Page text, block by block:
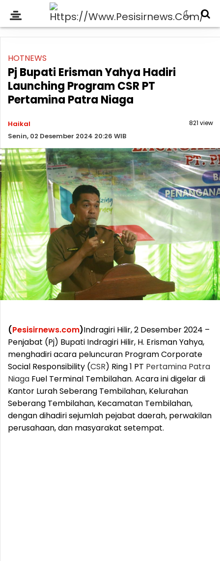
HOTNEWS
Pj Bupati Erisman Yahya Hadiri
Launching Program CSR PT
Pertamina Patra Niaga
Haikal
Senin, 02 Desember 2024 20:26 WIB
821 view
(Pesisirnews.com)Indragiri Hilir, 2 Desember 2024 –
Penjabat (Pj) Bupati Indragiri Hilir, H. Erisman Yahya,
menghadiri acara peluncuran Program Corporate
Social Responsibility (CSR) Ring 1 PT Pertamina Patra
Niaga Fuel Terminal Tembilahan. Acara ini digelar di
Kantor Lurah Seberang Tembilahan, Kelurahan
Seberang Tembilahan, Kecamatan Tembilahan,
dengan dihadiri sejumlah pejabat daerah, perwakilan
perusahaan, dan masyarakat setempat.